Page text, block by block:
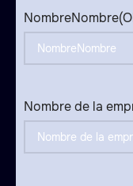
NombreNombre
Nombre de la